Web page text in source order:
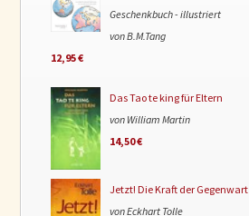
Geschenkbuch - illustriert
von B.M.Tang
12,95 €
Das Tao te king für Eltern
von William Martin
14,50 €
Jetzt! Die Kraft der Gegenwart
von Eckhart Tolle